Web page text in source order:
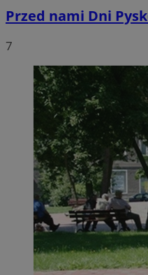
Przed nami Dni
7